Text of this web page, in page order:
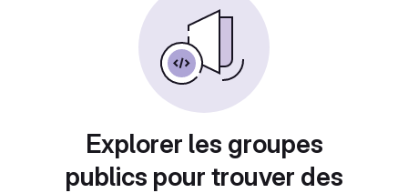
Explorer les groupes
publics pour trouver des